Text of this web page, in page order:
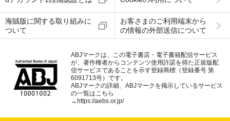
海賊版に関する取り組みに
ついて
お客さまのご利用端末から
の情報の外部送信について
ABJマークは、この電子書店・電子書籍配信サービス
が、著作権者からコンテンツ使用許諾を得た正規版配
信サービスであることを示す登録商標（登録番号 第
6091713号）です。
ABJマークの詳細、ABJマークを掲示しているサービス
の一覧はこちら
→https://aebs.or.jp/